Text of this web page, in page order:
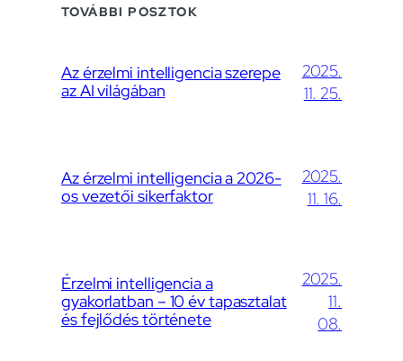
TOVÁBBI POSZTOK
Az érzelmi intelligencia szerepe
az AI világában
2025.
11. 25.
Az érzelmi intelligencia a 2026-
os vezetői sikerfaktor
2025.
11. 16.
Érzelmi intelligencia a
gyakorlatban – 10 év tapasztalat
és fejlődés története
2025.
11.
08.